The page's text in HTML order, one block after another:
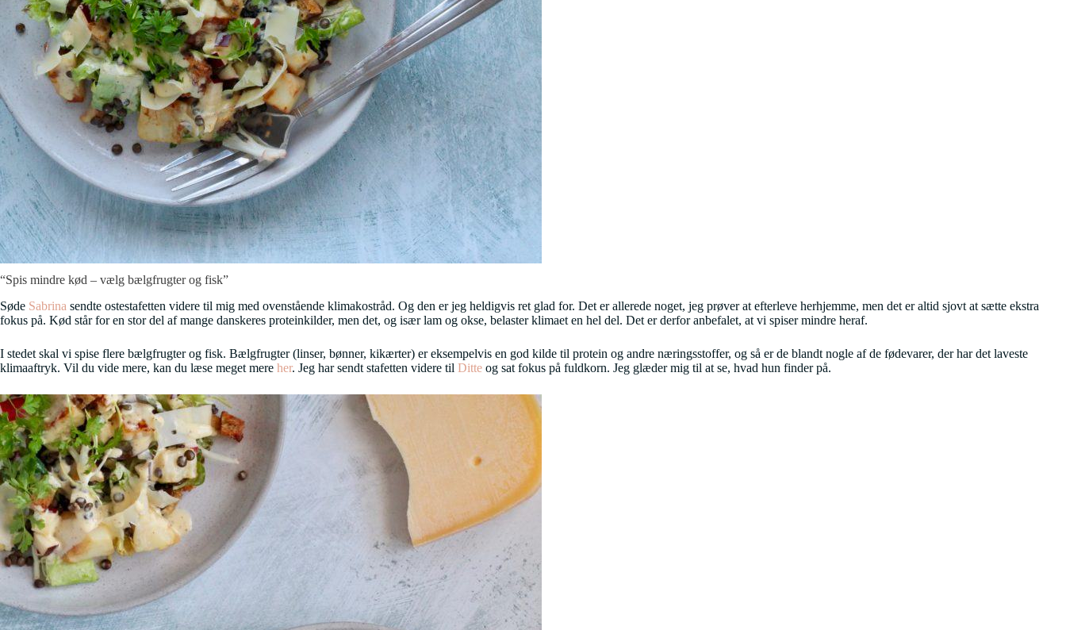
“Spis mindre kød – vælg bælgfrugter og fisk”
Søde Sabrina sendte ostestafetten videre til mig med ovenstående klimakostråd. Og den er jeg heldigvis ret glad for. Det er allerede noget, jeg prøver at efterleve herhjemme, men det er altid sjovt at sætte ekstra
fokus på. Kød står for en stor del af mange danskeres proteinkilder, men det, og især lam og okse, belaster klimaet en hel del. Det er derfor anbefalet, at vi spiser mindre heraf.
I stedet skal vi spise flere bælgfrugter og fisk. Bælgfrugter (linser, bønner, kikærter) er eksempelvis en god kilde til protein og andre næringsstoffer, og så er de blandt nogle af de fødevarer, der har det laveste
klimaaftryk. Vil du vide mere, kan du læse meget mere her. Jeg har sendt stafetten videre til Ditte og sat fokus på fuldkorn. Jeg glæder mig til at se, hvad hun finder på.